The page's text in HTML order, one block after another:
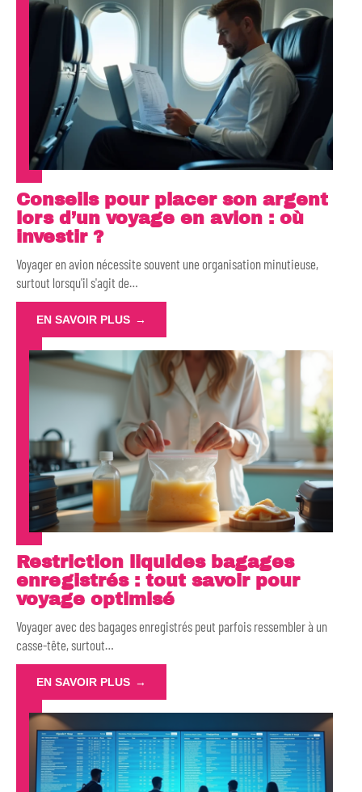
Conseils pour placer son argent
lors d’un voyage en avion : où
investir ?
Voyager en avion nécessite souvent une organisation minutieuse,
surtout lorsqu'il s'agit de…
EN SAVOIR PLUS
Restriction liquides bagages
enregistrés : tout savoir pour
voyage optimisé
Voyager avec des bagages enregistrés peut parfois ressembler à un
casse-tête, surtout…
EN SAVOIR PLUS